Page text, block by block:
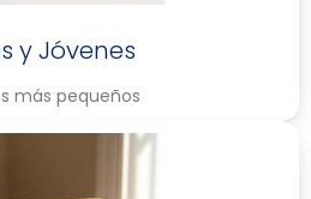
y Jóvenes
más pequeños